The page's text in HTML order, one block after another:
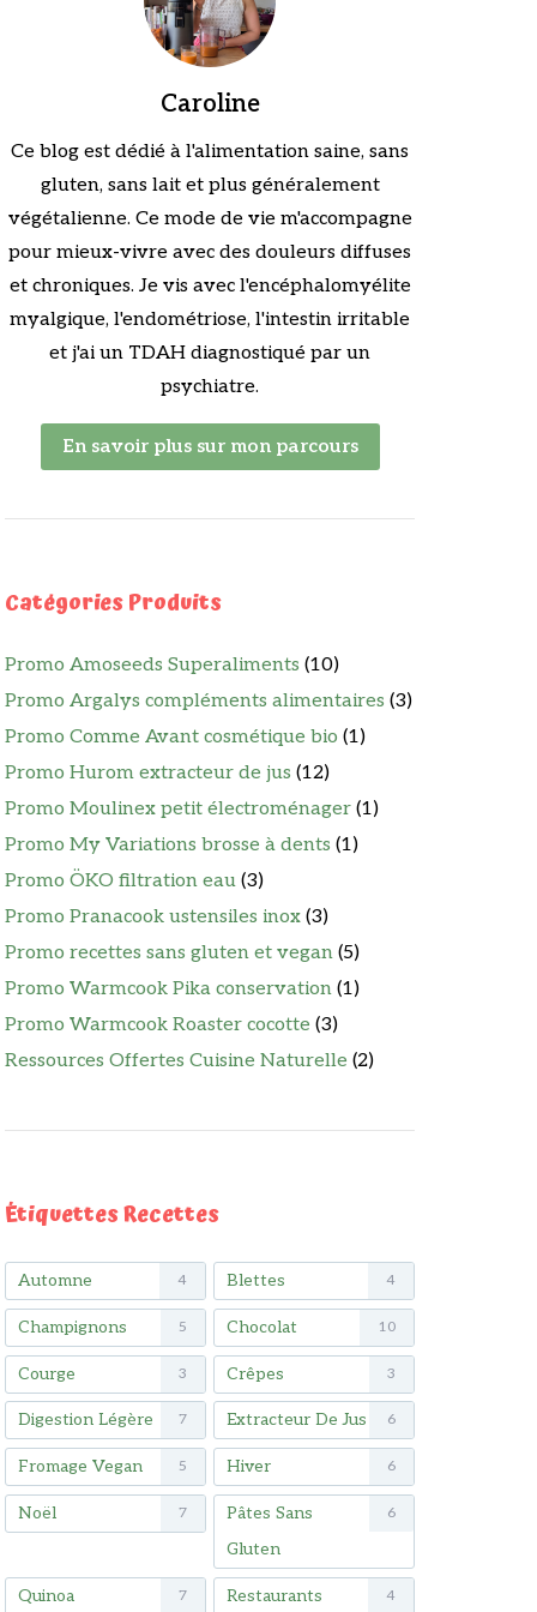
Caroline
Ce blog est dédié à l'alimentation saine, sans
gluten, sans lait et plus généralement
végétalienne. Ce mode de vie m'accompagne
pour mieux-vivre avec des douleurs diffuses
et chroniques. Je vis avec l'encéphalomyélite
myalgique, l'endométriose, l'intestin irritable
et j'ai un TDAH diagnostiqué par un
psychiatre.
En savoir plus sur mon parcours
Catégories Produits
Promo Amoseeds Superaliments (10)
Promo Argalys compléments alimentaires (3)
Promo Comme Avant cosmétique bio (1)
Promo Hurom extracteur de jus (12)
Promo Moulinex petit électroménager (1)
Promo My Variations brosse à dents (1)
Promo ÖKO filtration eau (3)
Promo Pranacook ustensiles inox (3)
Promo recettes sans gluten et vegan (5)
Promo Warmcook Pika conservation (1)
Promo Warmcook Roaster cocotte (3)
Ressources Offertes Cuisine Naturelle (2)
Étiquettes Recettes
Automne 4 Blettes 4
Champignons 5 Chocolat 10
Courge 3 Crêpes 3
Digestion Légère 7 Extracteur De Jus 6
Fromage Vegan 5 Hiver 6
Noël 7
Pâtes Sans
Gluten
6
Quinoa 7 Restaurants 4